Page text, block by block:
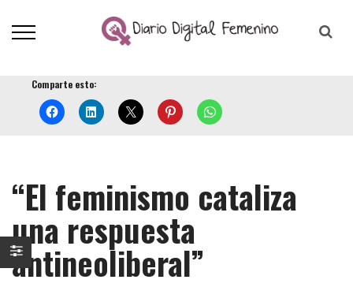
Comparte esto:
“El feminismo cataliza
una respuesta
antineoliberal”